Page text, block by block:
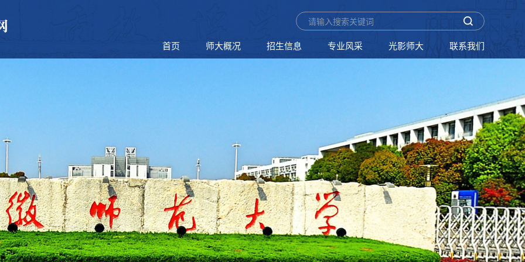
首页 师大概况 招生信息 专业风采 光影师大 联系我们